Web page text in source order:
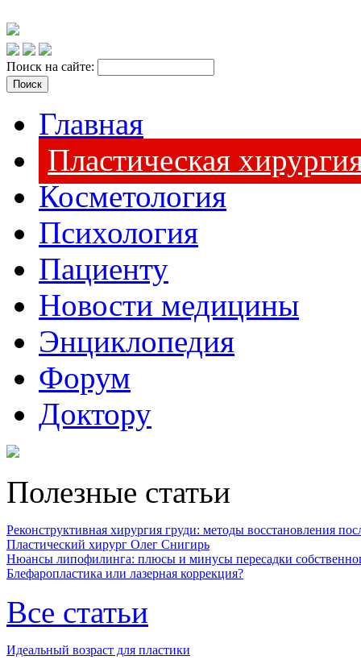
Поиск на сайте:
Главная
Пластическая
Косметология
Психология
Пациенту
Новости медицины
Энциклопедия
Форум
Доктору
Полезные статьи
Реконструктивная хирургия груди: методы восстановления
Пластический хирург Олег Снигирь
Нюансы липофилинга: плюсы и минусы пересадки
Блефаропластика или лазерная коррекция?
Все статьи
Идеальный возраст для пластики